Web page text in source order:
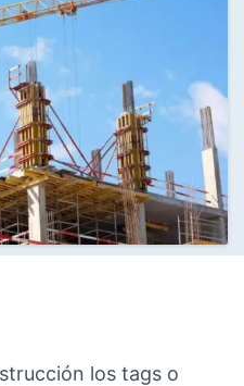
los tags o